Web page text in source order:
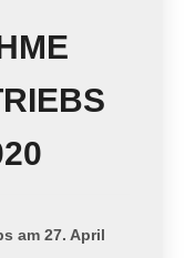
am 27. April